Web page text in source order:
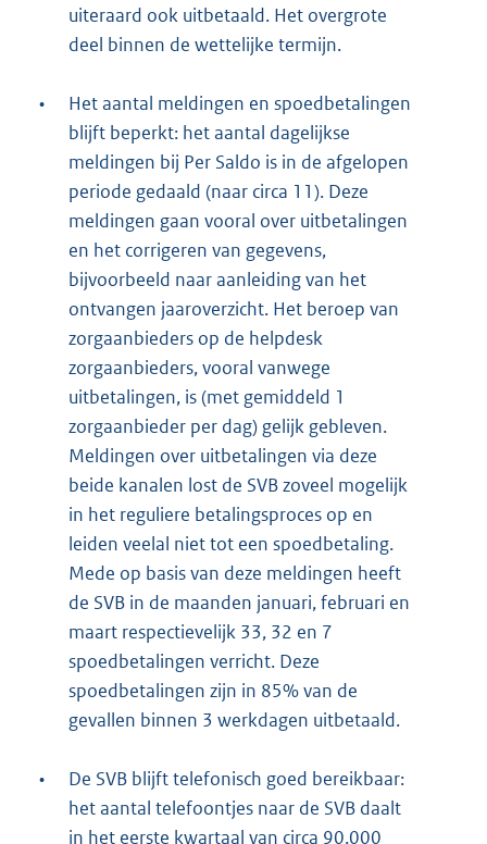
uiteraard ook uitbetaald. Het overgrote
deel binnen de wettelijke termijn.
•
Het aantal meldingen en spoedbetalingen
blijft beperkt: het aantal dagelijkse
meldingen bij Per Saldo is in de afgelopen
periode gedaald (naar circa 11). Deze
meldingen gaan vooral over uitbetalingen
en het corrigeren van gegevens,
bijvoorbeeld naar aanleiding van het
ontvangen jaaroverzicht. Het beroep van
zorgaanbieders op de helpdesk
zorgaanbieders, vooral vanwege
uitbetalingen, is (met gemiddeld 1
zorgaanbieder per dag) gelijk gebleven.
Meldingen over uitbetalingen via deze
beide kanalen lost de SVB zoveel mogelijk
in het reguliere betalingsproces op en
leiden veelal niet tot een spoedbetaling.
Mede op basis van deze meldingen heeft
de SVB in de maanden januari, februari en
maart respectievelijk 33, 32 en 7
spoedbetalingen verricht. Deze
spoedbetalingen zijn in 85% van de
gevallen binnen 3 werkdagen uitbetaald.
•
De SVB blijft telefonisch goed bereikbaar:
het aantal telefoontjes naar de SVB daalt
in het eerste kwartaal van circa 90.000